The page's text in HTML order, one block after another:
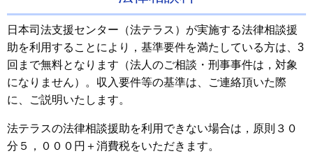
日本司法支援センター（法テラス）が実施する法律相談援
助を利用することにより，基準要件を満たしている方は、3
回まで無料となります（法人のご相談・刑事事件は，対象
になりません）。収入要件等の基準は、ご連絡頂いた際
に、ご説明いたします。
法テラスの法律相談援助を利用できない場合は，原則３０
分５，０００円＋消費税をいただきます。